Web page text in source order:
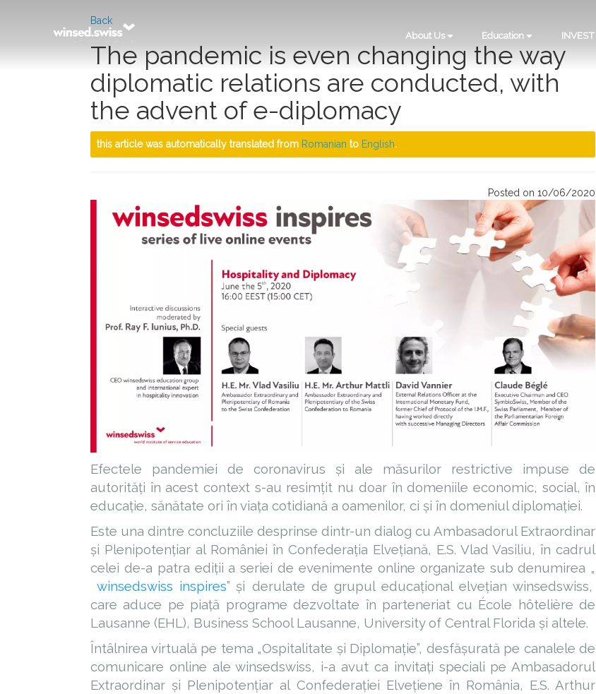
About Us Education INVEST
Back
The pandemic is even changing the way
diplomatic relations are conducted, with
the advent of e-diplomacy
this article was automatically translated from Romanian to English.
Posted on 10/06/2020
Efectele pandemiei de coronavirus și ale măsurilor restrictive impuse de
autorități în acest context s-au resimțit nu doar în domeniile economic, social, în
educație, sănătate ori în viața cotidiană a oamenilor, ci și în domeniul diplomației.
Este una dintre concluziile desprinse dintr-un dialog cu Ambasadorul Extraordinar
și Plenipotențiar al României în Confederația Elvețiană, E.S. Vlad Vasiliu, în cadrul
celei de-a patra ediții a seriei de evenimente online organizate sub denumirea „
winsedswiss inspires” și derulate de grupul educațional elvețian winsedswiss,
care aduce pe piață programe dezvoltate în parteneriat cu École hôtelière de
Lausanne (EHL), Business School Lausanne, University of Central Florida și altele.
Întâlnirea virtuală pe tema „Ospitalitate și Diplomație”, desfășurată pe canalele de
comunicare online ale winsedswiss, i-a avut ca invitați speciali pe Ambasadorul
Extraordinar și Plenipotențiar al Confederației Elvețiene în România, E.S. Arthur